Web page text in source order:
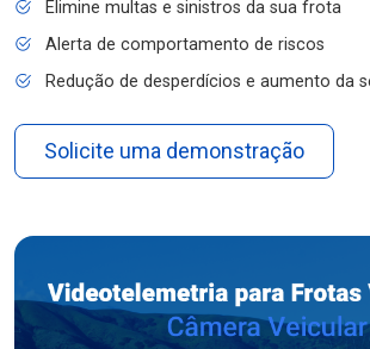
Elimine multas e sinistros da sua frota
Alerta de comportamento de riscos
Redução de desperdícios e aumento da
Solicite uma demonstração